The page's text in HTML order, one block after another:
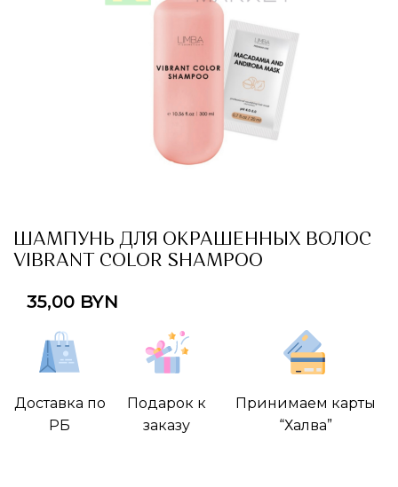
ШАМПУНЬ ДЛЯ ОКРАШЕННЫХ ВОЛОС
VIBRANT COLOR SHAMPOO
35,00 BYN
Доставка по
РБ
Подарок к
заказу
Принимаем карты
“Халва”